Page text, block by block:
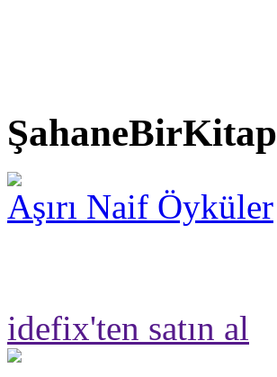
ŞahaneBirKitap
Aşırı Naif Öyküler
idefix'ten satın al